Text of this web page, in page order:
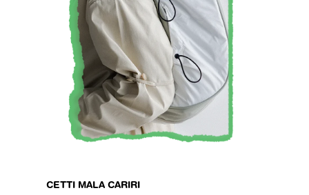
CETTI MALA CARIRI